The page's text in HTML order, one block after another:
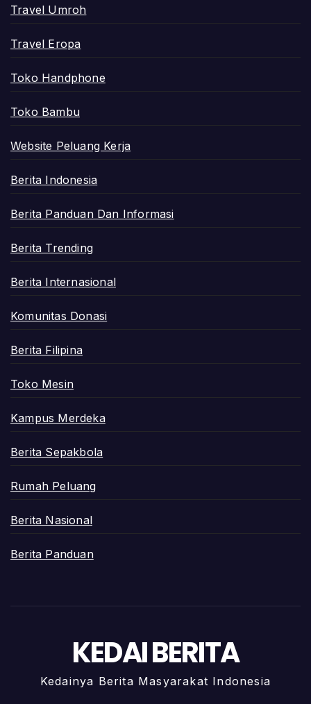
Travel Umroh
Travel Eropa
Toko Handphone
Toko Bambu
Website Peluang Kerja
Berita Indonesia
Berita Panduan Dan Informasi
Berita Trending
Berita Internasional
Komunitas Donasi
Berita Filipina
Toko Mesin
Kampus Merdeka
Berita Sepakbola
Rumah Peluang
Berita Nasional
Berita Panduan
KEDAI BERITA
Kedainya Berita Masyarakat Indonesia